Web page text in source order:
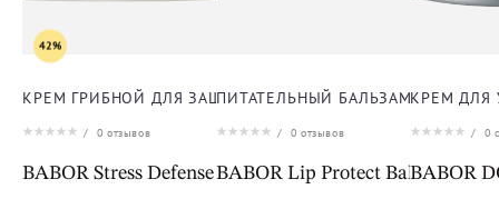
42%
КРЕМ ГРИБНОЙ ДЛЯ ЗАЩИТЫ ОТ СТРЕССА ДЛЯ ЛИЦА
/ 0 отзывов
BABOR Stress Defense Mushroom Cream
ПИТАТЕЛЬНЫЙ БАЛЬЗАМ ДЛЯ ГУБ
/ 0 отзывов
BABOR Lip Protect Balm
КРЕМ ДЛЯ
/ 0
BABOR